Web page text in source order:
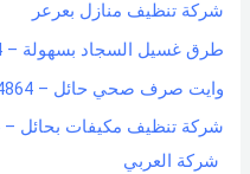
شركة تنظيف منازل بعرعر
طرق غسيل السجاد بسهولة – 0551154864- شركة العربي
وايت صرف صحي حائل – 0551154864 اتصل بنا – شركة العربي
شركة العربي